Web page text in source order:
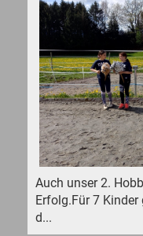
Auch unser 2.
Erfolg.Für 7
d...